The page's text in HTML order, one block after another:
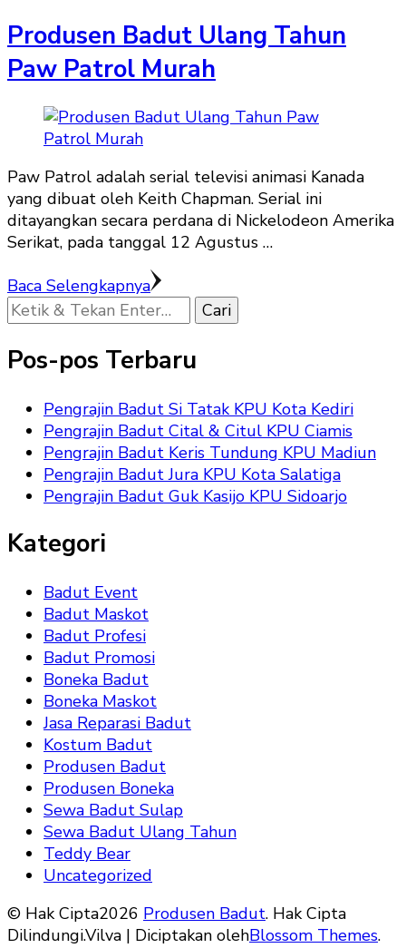
Produsen Badut Ulang Tahun
Paw Patrol Murah
Paw Patrol adalah serial televisi animasi Kanada
yang dibuat oleh Keith Chapman. Serial ini
ditayangkan secara perdana di Nickelodeon Amerika
Serikat, pada tanggal 12 Agustus …
Baca Selengkapnya
Mencari
Sesuatu?
Pos-pos Terbaru
Pengrajin Badut Si Tatak KPU Kota Kediri
Pengrajin Badut Cital & Citul KPU Ciamis
Pengrajin Badut Keris Tundung KPU Madiun
Pengrajin Badut Jura KPU Kota Salatiga
Pengrajin Badut Guk Kasijo KPU Sidoarjo
Kategori
Badut Event
Badut Maskot
Badut Profesi
Badut Promosi
Boneka Badut
Boneka Maskot
Jasa Reparasi Badut
Kostum Badut
Produsen Badut
Produsen Boneka
Sewa Badut Sulap
Sewa Badut Ulang Tahun
Teddy Bear
Uncategorized
© Hak Cipta2026 Produsen Badut. Hak Cipta
Dilindungi.Vilva | Diciptakan olehBlossom Themes.